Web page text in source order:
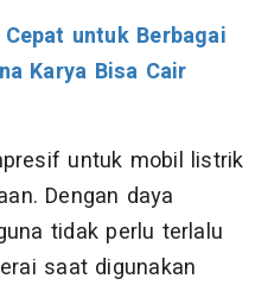
Cepat untuk Berbagai
Karya Bisa Cair
untuk mobil listrik
Dengan daya
tidak perlu terlalu
saat digunakan